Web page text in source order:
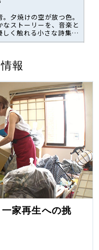
報
家再生への挑